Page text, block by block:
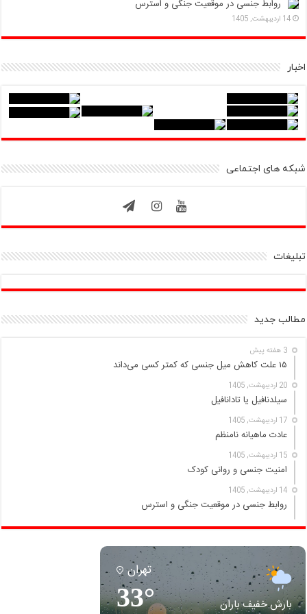
روابط جنسی در موقعیت جنگی و استرس
14 اردیبهشت, 1405
اخبار
شبکه های اجتماعی
تبلیغات
مطالب جدید
3 هفته پیش
۱۵ علت کاهش میل جنسی که کمتر کسی می‌داند
20 اردیبهشت, 1405
سیلدنافیل یا تادانافیل
17 اردیبهشت, 1405
عادت ماهیانه نامنظم
15 اردیبهشت, 1405
امنیت جنسی و روانی کودک
14 اردیبهشت, 1405
روابط جنسی در موقعیت جنگی و استرس
تهران
33° بارش خفیف باران